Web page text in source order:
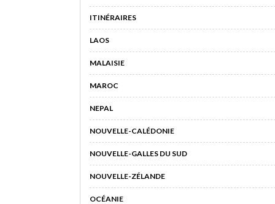
ITINÉRAIRES
LAOS
MALAISIE
MAROC
NEPAL
NOUVELLE-CALÉDONIE
NOUVELLE-GALLES DU SUD
NOUVELLE-ZÉLANDE
OCÉANIE